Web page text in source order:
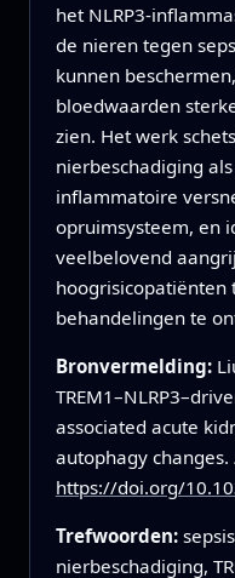
het NLRP3-
de nieren tegen
kunnen
bloedwaarden
zien. Het werk
nierbeschadiging
inflammatoire
opruimsysteem, en
veelbelovend
hoogrisicopatiënten
behandelingen te
Bronvermelding:
associated acute
autophagy changes.
https://doi.org/
Trefwoorden:
nierbeschadiging,